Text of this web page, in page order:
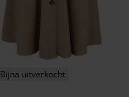
Bijna uitverkocht